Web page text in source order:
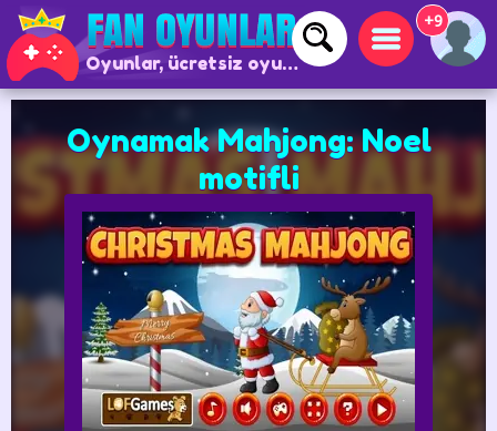
Oyunlar, ücretsiz oyunlar ve çevrimiçi oyunlar
+9
Oynamak Mahjong: Noel
motifli